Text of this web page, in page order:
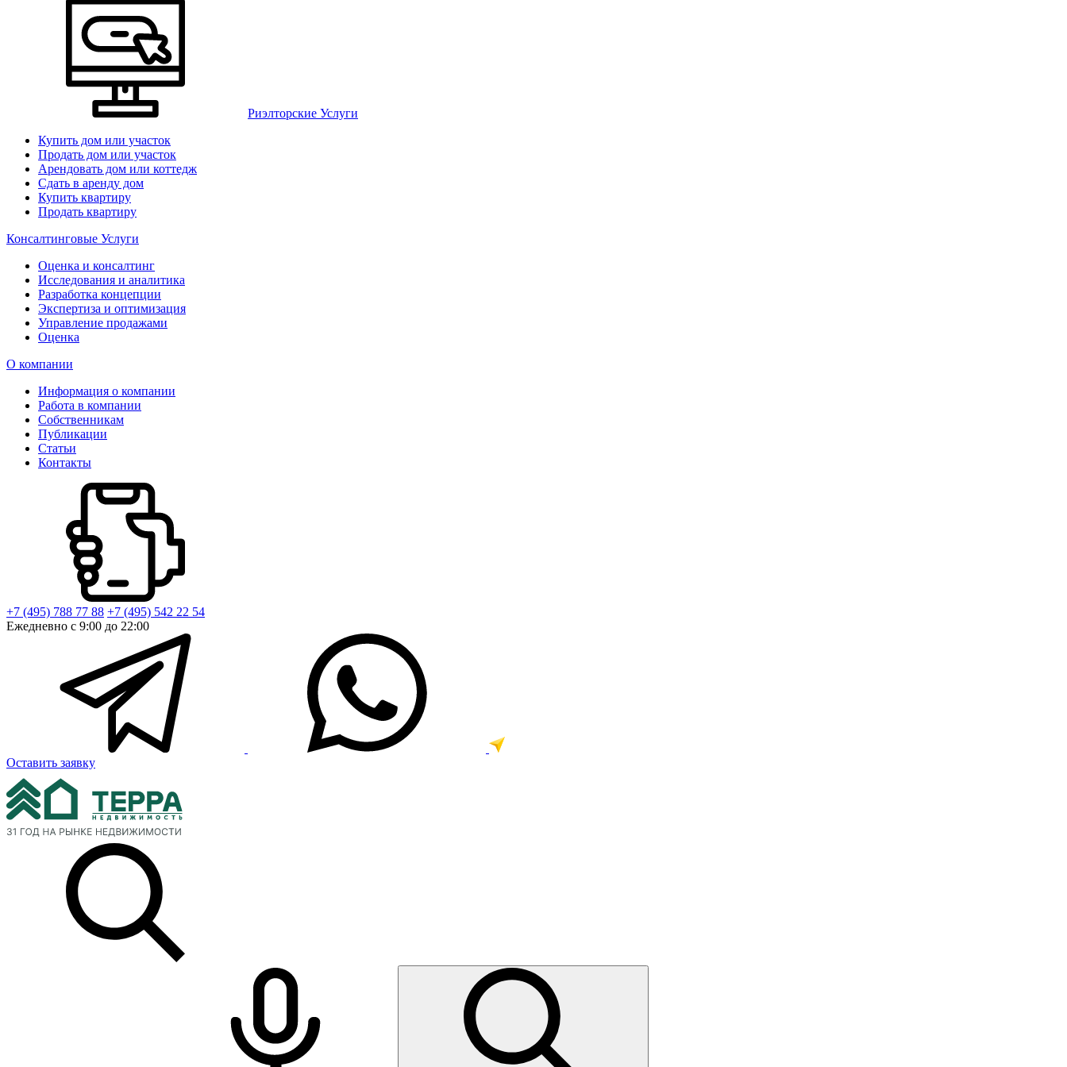
Риэлторские Услуги
Купить дом или участок
Продать дом или участок
Арендовать дом или коттедж
Сдать в аренду дом
Купить квартиру
Продать квартиру
Консалтинговые Услуги
Оценка и консалтинг
Исследования и аналитика
Разработка концепции
Экспертиза и оптимизация
Управление продажами
Оценка
О компании
Информация о компании
Работа в компании
Собственникам
Публикации
Статьи
Контакты
+7 (495) 788 77 88 +7 (495) 542 22 54
Ежедневно с 9:00 до 22:00
Оставить заявку